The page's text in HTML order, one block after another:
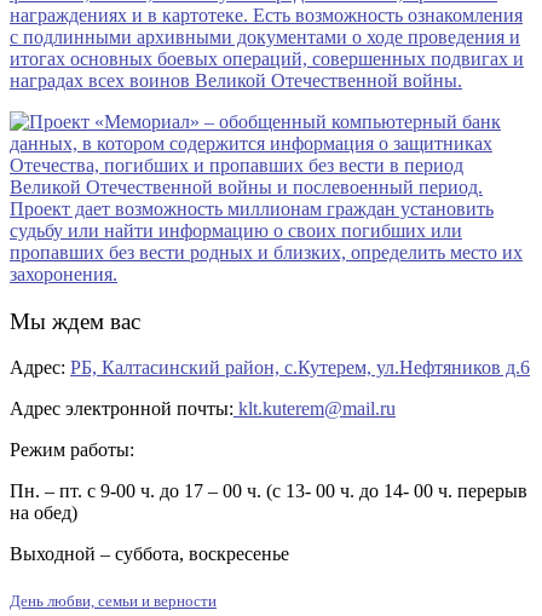
Мы ждем вас
Адрес: РБ, Калтасинский район, с.Кутерем, ул.Нефтяников д.6
Адрес электронной почты: klt.kuterem@mail.ru
Режим работы:
Пн. – пт. с 9-00 ч. до 17 – 00 ч. (с 13- 00 ч. до 14- 00 ч. перерыв
на обед)
Выходной – суббота, воскресенье
День любви, семьи и верности